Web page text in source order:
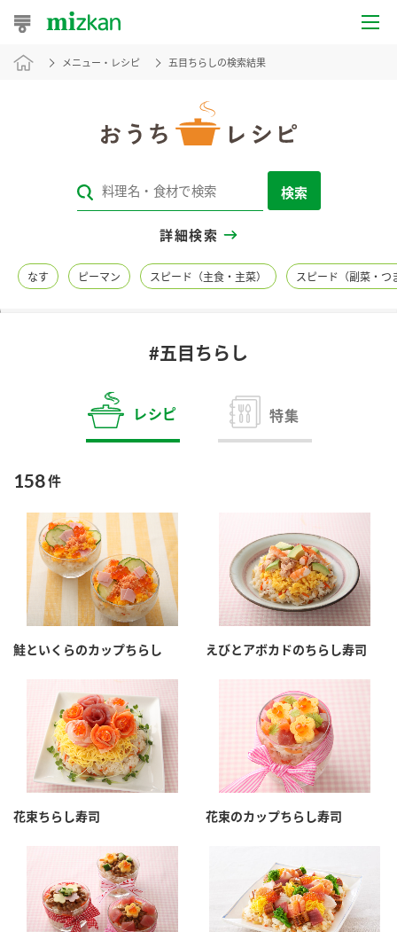
おうちレシピ
レシピカテゴリ一覧
レシピ名特集
商品カテゴリ
お酢ドリンク ぽん酢
みりん風・料理酒 鍋用調味料
つゆ たれ
スープ 中華
クイック調味料 レモン果汁
ふりかけ おすしの素
ブランド・スペシャルサイト
ブランド・スペシャルサイト トップ
商品ブランドサイト
カンタン酢
お酢ドリンク
味ぽん
ぽん酢
かおりの蔵
鍋なび
納豆のサイト
企業情報
ミツカングループについて
企業理念
ミツカンを知る
環境への取り組み
水の文化センター（アーカイブ）
採用情報
お客様相談センター
メニュー・レシピ 五目ちらしの検索結果
検索
詳細検索
なす ピーマン スピード（主食・主菜） スピード（副菜・つ
#五目ちらし
レシピ 特集
158件
鮭といくらのカップちらし えびとアボカドのちらし寿司
花束ちらし寿司 花束のカップちらし寿司